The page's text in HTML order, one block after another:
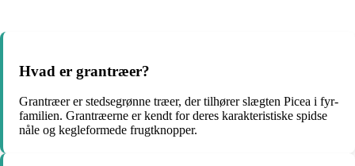
Hvad er grantræer?
Grantræer er stedsegrønne træer, der tilhører slægten Picea i fyr-
familien. Grantræerne er kendt for deres karakteristiske spidse
nåle og kegleformede frugtknopper.